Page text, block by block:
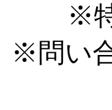
※
※問い